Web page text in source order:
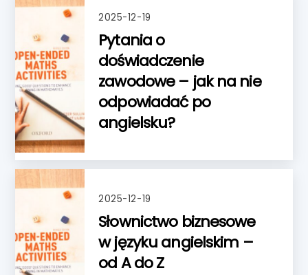
2025-12-19
Pytania o
doświadczenie
zawodowe – jak na nie
odpowiadać po
angielsku?
2025-12-19
Słownictwo biznesowe
w języku angielskim –
od A do Z